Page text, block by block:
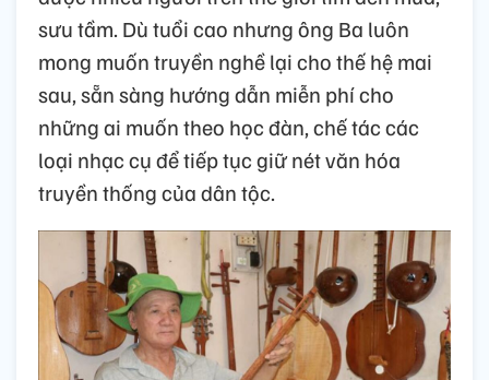
sưu tầm. Dù tuổi cao nhưng ông Ba luôn
mong muốn truyền nghề lại cho thế hệ mai
sau, sẵn sàng hướng dẫn miễn phí cho
những ai muốn theo học đàn, chế tác các
loại nhạc cụ để tiếp tục giữ nét văn hóa
truyền thống của dân tộc.